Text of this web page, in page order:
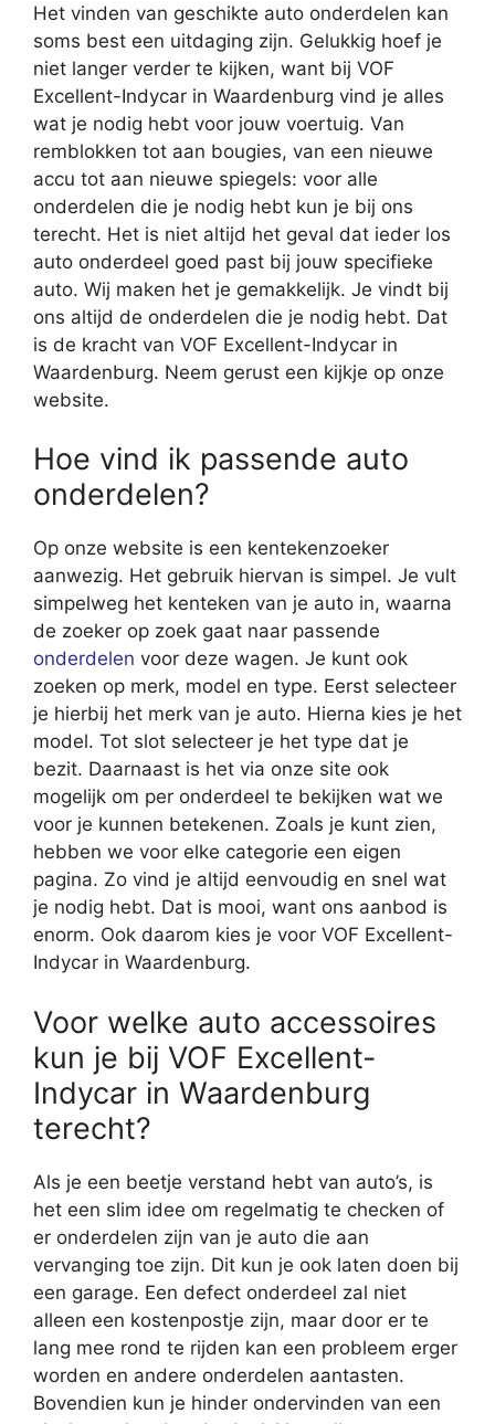
Het vinden van geschikte auto onderdelen kan
soms best een uitdaging zijn. Gelukkig hoef je
niet langer verder te kijken, want bij VOF
Excellent-Indycar in Waardenburg vind je alles
wat je nodig hebt voor jouw voertuig. Van
remblokken tot aan bougies, van een nieuwe
accu tot aan nieuwe spiegels: voor alle
onderdelen die je nodig hebt kun je bij ons
terecht. Het is niet altijd het geval dat ieder los
auto onderdeel goed past bij jouw specifieke
auto. Wij maken het je gemakkelijk. Je vindt bij
ons altijd de onderdelen die je nodig hebt. Dat
is de kracht van VOF Excellent-Indycar in
Waardenburg. Neem gerust een kijkje op onze
website.
Hoe vind ik passende auto
onderdelen?
Op onze website is een kentekenzoeker
aanwezig. Het gebruik hiervan is simpel. Je vult
simpelweg het kenteken van je auto in, waarna
de zoeker op zoek gaat naar passende
onderdelen voor deze wagen. Je kunt ook
zoeken op merk, model en type. Eerst selecteer
je hierbij het merk van je auto. Hierna kies je het
model. Tot slot selecteer je het type dat je
bezit. Daarnaast is het via onze site ook
mogelijk om per onderdeel te bekijken wat we
voor je kunnen betekenen. Zoals je kunt zien,
hebben we voor elke categorie een eigen
pagina. Zo vind je altijd eenvoudig en snel wat
je nodig hebt. Dat is mooi, want ons aanbod is
enorm. Ook daarom kies je voor VOF Excellent-
Indycar in Waardenburg.
Voor welke auto accessoires
kun je bij VOF Excellent-
Indycar in Waardenburg
terecht?
Als je een beetje verstand hebt van auto’s, is
het een slim idee om regelmatig te checken of
er onderdelen zijn van je auto die aan
vervanging toe zijn. Dit kun je ook laten doen bij
een garage. Een defect onderdeel zal niet
alleen een kostenpostje zijn, maar door er te
lang mee rond te rijden kan een probleem erger
worden en andere onderdelen aantasten.
Bovendien kun je hinder ondervinden van een